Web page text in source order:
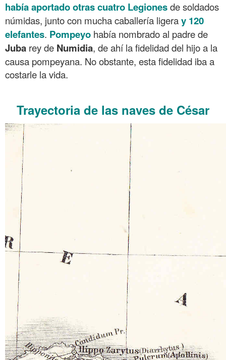
había aportado otras cuatro Legionesde soldados
númidas, junto con mucha caballería ligeray 120
elefantes. Pompeyo había nombrado al padre de
Juba rey de Numidia, de ahí la fidelidad del hijo a la
causa pompeyana. No obstante, esta fidelidad iba a
costarle la vida.
Trayectoria de las naves de César